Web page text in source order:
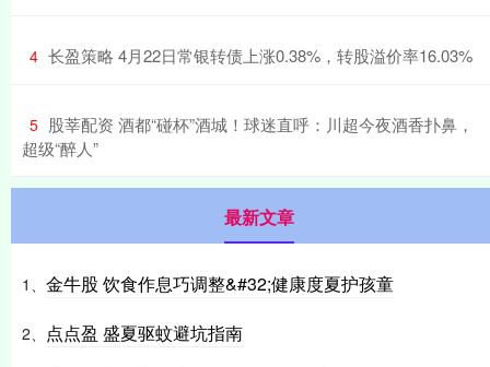
4 ​长盈策略 4月22日常银转债上涨0.38%，转股溢价率16.03%
5 ​股莘配资 酒都“碰杯”酒城！球迷直呼：川超今夜酒香扑鼻，
超级“醉人”
最新文章
1、 金牛股 饮食作息巧调整&#32;健康度夏护孩童
2、 点点盈 盛夏驱蚊避坑指南